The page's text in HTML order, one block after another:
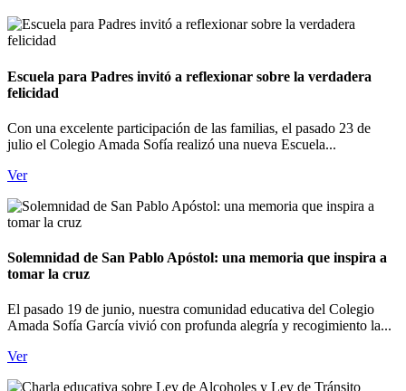
Escuela para Padres invitó a reflexionar sobre la verdadera
felicidad
Con una excelente participación de las familias, el pasado 23 de
julio el Colegio Amada Sofía realizó una nueva Escuela...
Ver
Solemnidad de San Pablo Apóstol: una memoria que inspira a
tomar la cruz
El pasado 19 de junio, nuestra comunidad educativa del Colegio
Amada Sofía García vivió con profunda alegría y recogimiento la...
Ver